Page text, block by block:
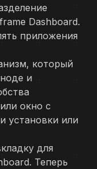
Dashboard.
приложения
который
и
окно с
установки или
для
Теперь